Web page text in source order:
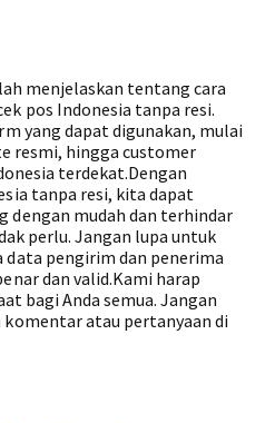
menjelaskan tentang cara
pos Indonesia tanpa resi.
yang dapat digunakan, mulai
resmi, hingga customer
terdekat.Dengan
tanpa resi, kita dapat
dengan mudah dan terhindar
perlu. Jangan lupa untuk
pengirim dan penerima
dan valid.Kami harap
bagi Anda semua. Jangan
atau pertanyaan di